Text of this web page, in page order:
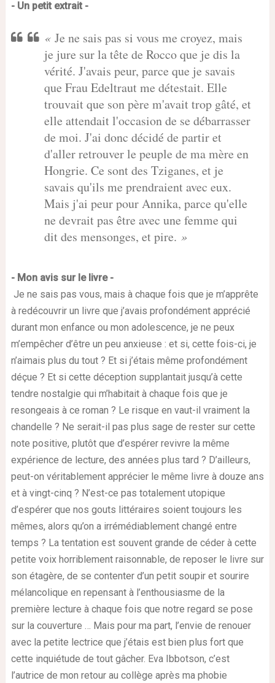
- Un petit extrait -
«Je ne sais pas si vous me croyez, mais
je jure sur la tête de Rocco que je dis la
vérité. J'avais peur, parce que je savais
que Frau Edeltraut me détestait. Elle
trouvait que son père m'avait trop gâté, et
elle attendait l'occasion de se débarrasser
de moi. J'ai donc décidé de partir et
d'aller retrouver le peuple de ma mère en
Hongrie. Ce sont des Tziganes, et je
savais qu'ils me prendraient avec eux.
Mais j'ai peur pour Annika, parce qu'elle
ne devrait pas être avec une femme qui
dit des mensonges, et pire. »
- Mon avis sur le livre -
Je ne sais pas vous, mais à chaque fois que je m’apprête
à redécouvrir un livre que j’avais profondément apprécié
durant mon enfance ou mon adolescence, je ne peux
m’empêcher d’être un peu anxieuse : et si, cette fois-ci, je
n’aimais plus du tout ? Et si j’étais même profondément
déçue ? Et si cette déception supplantait jusqu’à cette
tendre nostalgie qui m’habitait à chaque fois que je
resongeais à ce roman ? Le risque en vaut-il vraiment la
chandelle ? Ne serait-il pas plus sage de rester sur cette
note positive, plutôt que d’espérer revivre la même
expérience de lecture, des années plus tard ? D’ailleurs,
peut-on véritablement apprécier le même livre à douze ans
et à vingt-cinq ? N’est-ce pas totalement utopique
d’espérer que nos gouts littéraires soient toujours les
mêmes, alors qu’on a irrémédiablement changé entre
temps ? La tentation est souvent grande de céder à cette
petite voix horriblement raisonnable, de reposer le livre sur
son étagère, de se contenter d’un petit soupir et sourire
mélancolique en repensant à l’enthousiasme de la
première lecture à chaque fois que notre regard se pose
sur la couverture … Mais pour ma part, l’envie de renouer
avec la petite lectrice que j’étais est bien plus fort que
cette inquiétude de tout gâcher. Eva Ibbotson, c’est
l’autrice de mon retour au collège après ma phobie